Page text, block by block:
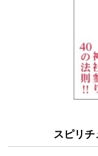
スピリ